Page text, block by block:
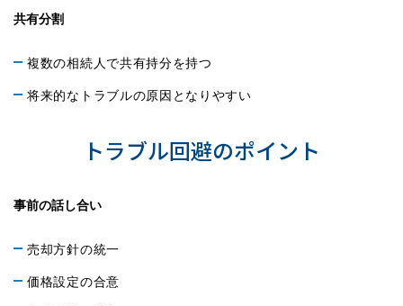
共有分割
複数の相続人で共有持分を持つ
将来的なトラブルの原因となりやすい
トラブル回避のポイント
事前の話し合い
売却方針の統一
価格設定の合意